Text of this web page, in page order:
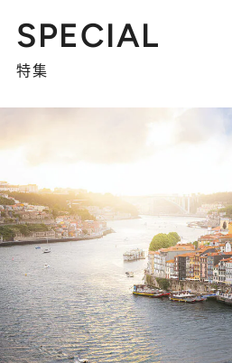
SPECIAL
特集